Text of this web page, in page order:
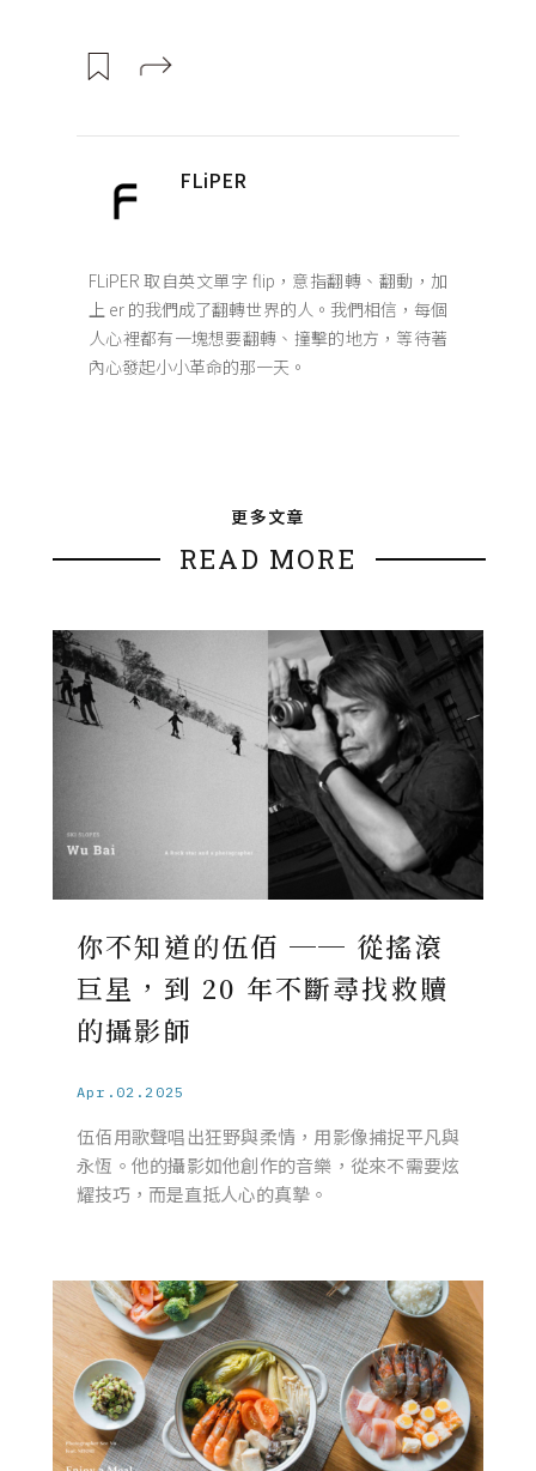
FLiPER
FLiPER 取自英文單字 flip，意指翻轉、翻動，加
上 er 的我們成了翻轉世界的人。我們相信，每個
人心裡都有一塊想要翻轉、撞擊的地方，等待著
內心發起小小革命的那一天。
更多文章
READ MORE
你不知道的伍佰 ── 從搖滾
巨星，到 20 年不斷尋找救贖
的攝影師
Apr.02.2025
伍佰用歌聲唱出狂野與柔情，用影像捕捉平凡與
永恆。他的攝影如他創作的音樂，從來不需要炫
耀技巧，而是直抵人心的真摯。